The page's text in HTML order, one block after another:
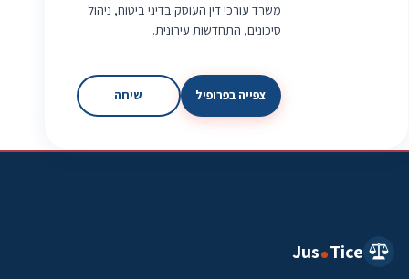
משרד עורכי דין העוסק בדיני ביטוח, ניהול
סיכונים, התחדשות עירונית.
צפייה בפרופיל שיחה
Jus Tice